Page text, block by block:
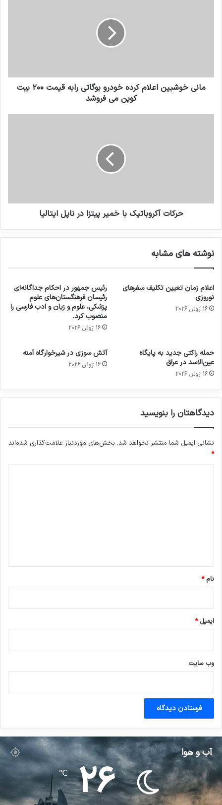
مانی خوشبین اعلام کرده خودرو بوگاتی رابه قیمت ۲۰۰ بیت
کوین می فروشد
حرکات آکروباتیک با خمیر پیتزا در ناپل ایتالیا
نوشته های مشابه
اعلام زمان تعیین تکلیف سفرهای
نوروزی
16 ژوئن 2026
رئیس جمهور در احکام جداگانه‌ای
رئیسان فرهنگستان‌های علوم
پزشکی، علوم و زبان و ادب فارسی را
منصوب کرد.
16 ژوئن 2026
حمله راکتی جدید به پایگاه
عین‌الاسد در عراق
16 ژوئن 2026
آتش سوزی در شیرخوارگاه آمنه
16 ژوئن 2026
دیدگاهتان را بنویسید
نشانی ایمیل شما منتشر نخواهد شد. بخش‌های موردنیاز علامت‌گذاری شده‌اند
*
نام*
ایمیل*
وب‌ سایت
آب و هوا
26
℃